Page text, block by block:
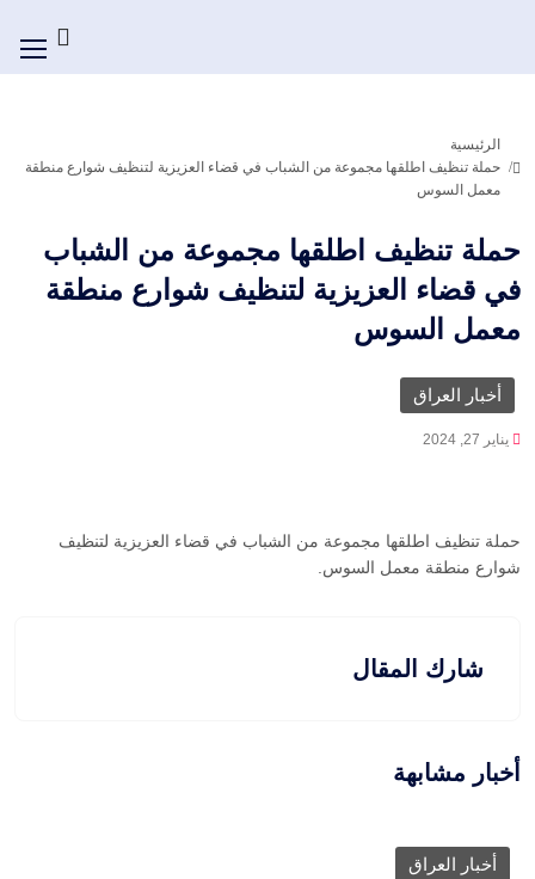
الرئيسية
حملة تنظيف اطلقها مجموعة من الشباب في قضاء العزيزية لتنظيف شوارع منطقة
معمل السوس
حملة تنظيف اطلقها مجموعة من الشباب
في قضاء العزيزية لتنظيف شوارع منطقة
معمل السوس
أخبار العراق
يناير 27, 2024
حملة تنظيف اطلقها مجموعة من الشباب في قضاء العزيزية لتنظيف
شوارع منطقة معمل السوس.
شارك المقال
أخبار مشابهة
أخبار العراق